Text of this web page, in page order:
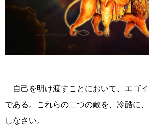
自己を明け渡すことにおいて、エゴ
である。これらの二つの敵を、冷酷に
しなさい。